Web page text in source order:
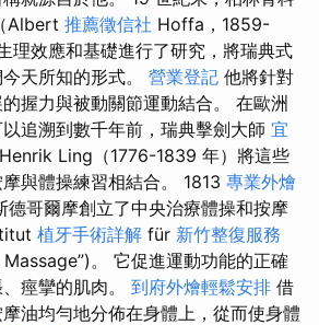
Albert 推薦徵信社 Hoffa，1859-
理效應和基礎進行了研究，將瑞典式
天所知的形式。 營業登記 他將針對
握力與被動關節運動結合。 在歐洲
追溯到數千年前，瑞典擊劍大師 宜
Ling（1776-1839 年）將這些
與體操練習相結合。 1813 專業外燴
德哥爾摩創立了中央治療體操和按摩
植牙手術詳解 für 新竹整復服務
。 它促進運動功能的正確
痙攣的肌肉。 到府外燴輕鬆安排 借
油均勻地分佈在身體上，從而使身體